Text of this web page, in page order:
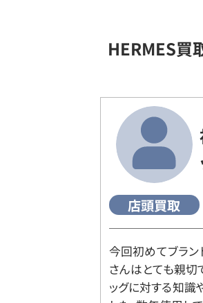
HERMES買
店頭買取
今回初めてブラン
さんはとても親切
ッグに対する知識